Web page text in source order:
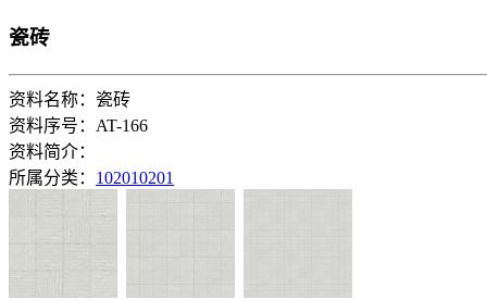
瓷砖
资料名称：瓷砖
资料序号：AT-166
资料简介：
所属分类： 102010201